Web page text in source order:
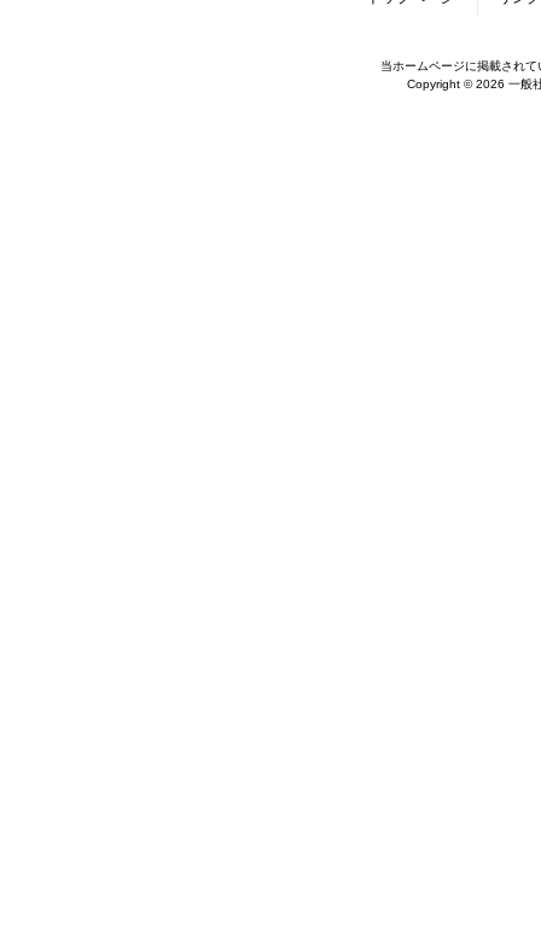
当ホームページに掲載され
Copyright © 2026 一般